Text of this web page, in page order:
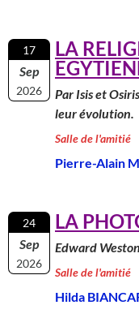
17
Sep
2026
LA
Par Isis et
leur évolution.
Salle de l'amitié
Pierre-Alain
24
Sep
2026
LA
Edward Weston
Salle de l'amitié
Hilda